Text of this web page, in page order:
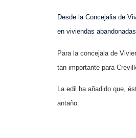
Desde la Concejalia de
en viviendas
Para la concejala de
tan importante para
La edil ha añadido que,
antaño.